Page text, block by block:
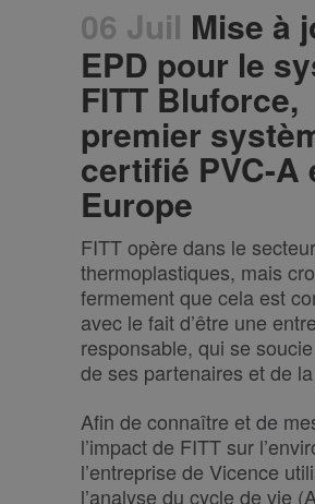
06 Juil Mise à
EPD pour le
FITT Bluforce,
premier
certifié PVC-A
Europe
FITT opère dans le
thermoplastiques, mais
fermement que cela est
avec le fait d’être une
responsable, qui se
de ses partenaires et de
Afin de connaître et de
l’impact de FITT sur
l’entreprise de Vicence
l’analyse du cycle de vie